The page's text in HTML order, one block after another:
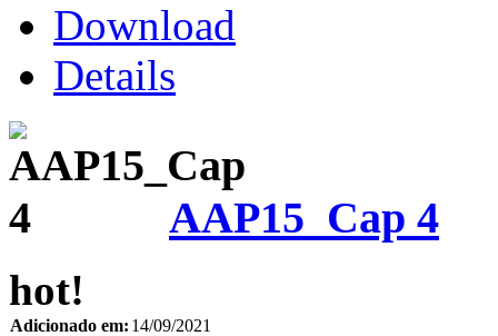
Download
Details
AAP15_Cap 4
hot!
Adicionado em: 14/09/2021